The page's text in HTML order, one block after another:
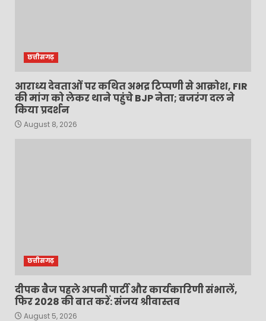
छत्तीसगढ़
आराध्य देवताओं पर कथित अभद्र टिप्पणी से आक्रोश, FIR
की मांग को लेकर थाने पहुंचे BJP नेता; बजरंग दल ने
किया प्रदर्शन
August 8, 2026
छत्तीसगढ़
दीपक बैज पहले अपनी पार्टी और कार्यकारिणी संभालें,
फिर 2028 की बात करें: संजय श्रीवास्तव
August 5, 2026